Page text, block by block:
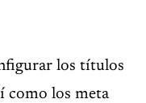
los títulos
como los meta